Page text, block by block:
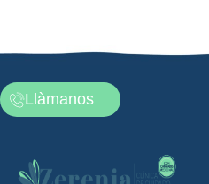
Llàmanos